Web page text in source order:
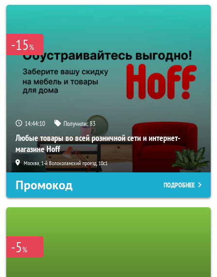
-15%
14:44:08 Получили:83
Любые товары во всей розничной сети и интернет-
магазине Hoff
Москва, 1-й Волоколамский проезд, 10с1
Промокод ПОДРОБНЕЕ
-5%